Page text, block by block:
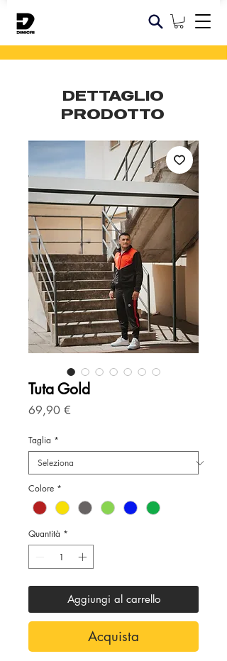
DETTAGLIO
PRODOTTO
Tuta Gold
69,90 €
Taglia *
Colore *
Quantità *
Aggiungi al carrello
Acquista